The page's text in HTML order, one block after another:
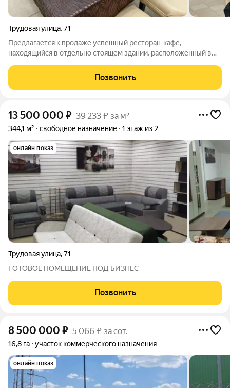
Трудовая улица,71
Предлагается к продаже успешный ресторан-кафе,
находящийся в отдельно стоящем здании, расположенный в
уровнем сервиса, что привлекает широкий круг посетителей-
от семей с детьми до деловых
Позвонить
13 500 000 ₽ 39 233 ₽ за м²
344,1 м² свободное назначение 1 этаж из 2
онлайн показ
Трудовая улица,71
ГОТОВОЕ ПОМЕЩЕНИЕ ПОД БИЗНЕС
Позвонить
8 500 000 ₽ 5 066 ₽ за сот.
16,8 га участок коммерческого назначения
онлайн показ